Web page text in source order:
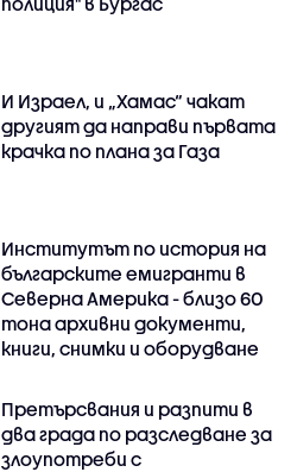
И Израел, и „Хамас“ чакат
другият да направи първата
крачка по плана за Газа
Институтът по история на
българските емигранти в
Северна Америка - близо 60
тона архивни документи,
книги, снимки и оборудване
Претърсвания и разпити в
два града по разследване за
злоупотреби с